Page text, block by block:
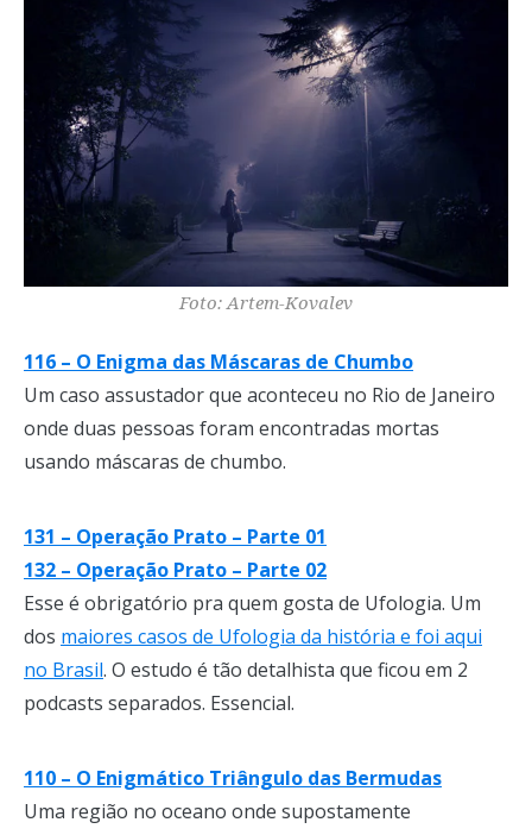
Foto: Artem-Kovalev
116 – O Enigma das Máscaras de Chumbo
Um caso assustador que aconteceu no Rio de Janeiro
onde duas pessoas foram encontradas mortas
usando máscaras de chumbo.
131 – Operação Prato – Parte 01
132 – Operação Prato – Parte 02
Esse é obrigatório pra quem gosta de Ufologia. Um
dos maiores casos de Ufologia da história e foi aqui
no Brasil. O estudo é tão detalhista que ficou em 2
podcasts separados. Essencial.
110 – O Enigmático Triângulo das Bermudas
Uma região no oceano onde supostamente